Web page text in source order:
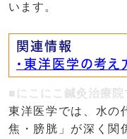
います。
関連情報
・東洋医学の考え
■にこにこ鍼灸治療院
東洋医学では、水の
焦・膀胱」が深く関